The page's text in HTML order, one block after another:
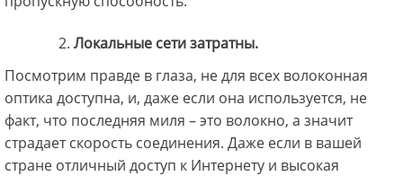
Локальные сети затратны.
Посмотрим правде в глаза, не для всех волоконная
оптика доступна, и, даже если она используется, не
факт, что последняя миля – это волокно, а значит
страдает скорость соединения. Даже если в вашей
стране отличный доступ к Интернету и высокая